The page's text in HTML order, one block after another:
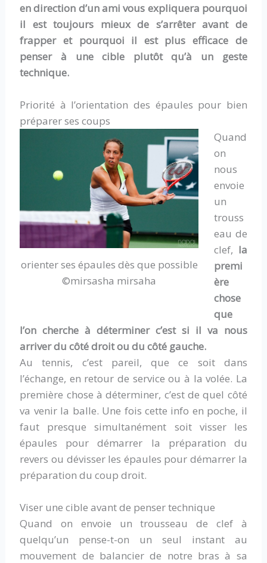
en direction d’un ami vous expliquera pourquoi
il est toujours mieux de s’arrêter avant de
frapper et pourquoi il est plus efficace de
penser à une cible plutôt qu’à un geste
technique.
Priorité à l’orientation des épaules pour bien
préparer ses coups
orienter ses épaules dès que possible
©mirsasha mirsaha
Quand
on
nous
envoie
un
trouss
eau de
clef, la
premi
ère
chose
que
l’on cherche à déterminer c’est si il va nous
arriver du côté droit ou du côté gauche.
Au tennis, c’est pareil, que ce soit dans
l’échange, en retour de service ou à la volée. La
première chose à déterminer, c’est de quel côté
va venir la balle. Une fois cette info en poche, il
faut presque simultanément soit visser les
épaules pour démarrer la préparation du
revers ou dévisser les épaules pour démarrer la
préparation du coup droit.
Viser une cible avant de penser technique
Quand on envoie un trousseau de clef à
quelqu’un pense-t-on un seul instant au
mouvement de balancier de notre bras à sa